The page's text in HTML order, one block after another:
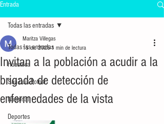
Entrada
Todas las entradas
Huasteca
San Luis Potosí
Nacional
Deportes
Todas las entradas
Invitan a la población a acudir a la
brigada de detección de
enfermedades de la vista
Maritza Villegas
15 dic 20251 min de lectura